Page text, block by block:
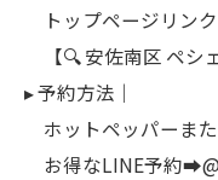
トップページリン
【🔍 安佐南区 ペシ
▸ 予約方法｜
ホットペッパーま
お得なLINE予約